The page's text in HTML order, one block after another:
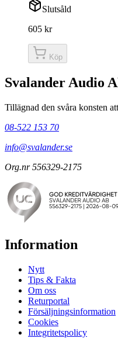
Slutsåld
605 kr
Köp
Svalander Audio
Tillägnad den svåra konsten
08-522 153 70
info@svalander.se
Org.nr 556329-2175
Information
Nytt
Tips & Fakta
Om oss
Returportal
Försäljningsinformation
Cookies
Integritetspolicy